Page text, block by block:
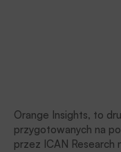
Orange Insights, to
przygotowanych na
przez ICAN Research